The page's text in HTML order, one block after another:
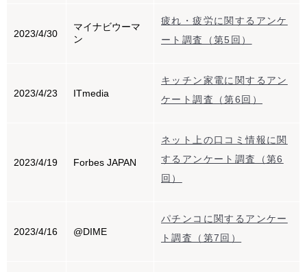
2023/4/30
マイナビウーマ
ン
疲れ・疲労に関するアンケ
ート調査（第5回）
2023/4/23 ITmedia
キッチン家電に関するアン
ケート調査（第6回）
2023/4/19 Forbes JAPAN
ネット上の口コミ情報に関
するアンケート調査（第6
回）
2023/4/16 @DIME
パチンコに関するアンケー
ト調査（第7回）